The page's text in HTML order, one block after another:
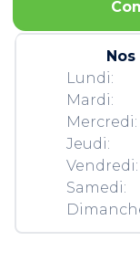
Lundi:
Mardi:
Mercredi:
Jeudi:
Vendredi:
Samedi: